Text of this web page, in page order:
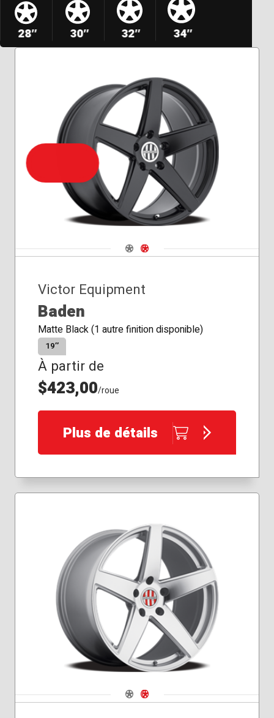
28″ 30″ 32″ 34″
Navigate 1
Navigate 2
Victor Equipment
Baden
Matte Black (1 autre finition disponible)
19″
À partir de
$423,00/roue
Plus de détails
Navigate 1
Navigate 2